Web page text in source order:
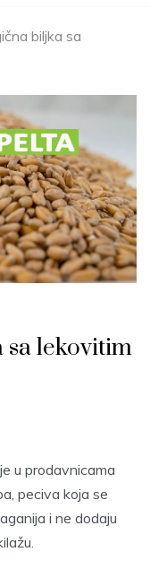
biljka sa
sa lekovitim
u prodavnicama
peciva koja se
i ne dodaju